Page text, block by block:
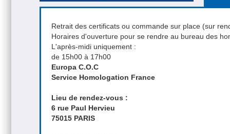
Retrait des certificats ou commande sur place (sur
Horaires d'ouverture pour se rendre au bureau des
L'après-midi uniquement :
de 15h00 à 17h00
Europa C.O.C
Service Homologation France
Lieu de rendez-vous :
6 rue Paul Hervieu
75015 PARIS